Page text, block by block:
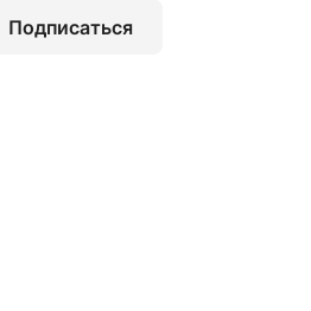
Подписаться